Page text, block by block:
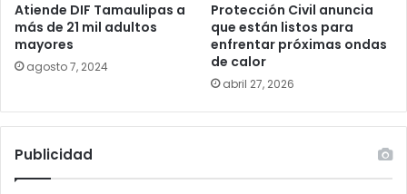
Atiende DIF Tamaulipas a
más de 21 mil adultos
mayores
agosto 7, 2024
Protección Civil anuncia
que están listos para
enfrentar próximas ondas
de calor
abril 27, 2026
Publicidad